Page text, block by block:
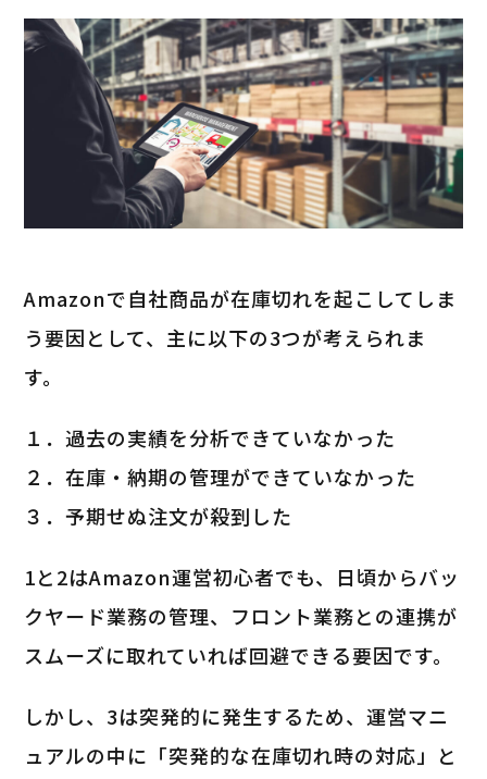
Amazonで自社商品が在庫切れを起こしてしま
う要因として、主に以下の3つが考えられま
す。
１．過去の実績を分析できていなかった
２．在庫・納期の管理ができていなかった
３．予期せぬ注文が殺到した
1と2はAmazon運営初心者でも、日頃からバッ
クヤード業務の管理、フロント業務との連携が
スムーズに取れていれば回避できる要因です。
しかし、3は突発的に発生するため、運営マニ
ュアルの中に「突発的な在庫切れ時の対応」と